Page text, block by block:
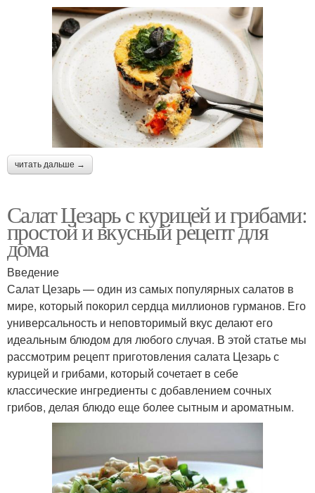
читать дальше →
Салат Цезарь с курицей и грибами:
простой и вкусный рецепт для
дома
Введение
Салат Цезарь — один из самых популярных салатов в
мире, который покорил сердца миллионов гурманов. Его
универсальность и неповторимый вкус делают его
идеальным блюдом для любого случая. В этой статье мы
рассмотрим рецепт приготовления салата Цезарь с
курицей и грибами, который сочетает в себе
классические ингредиенты с добавлением сочных
грибов, делая блюдо еще более сытным и ароматным.